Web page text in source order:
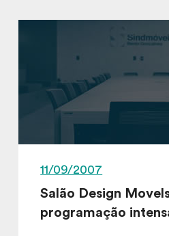
11/09/2007
Salão Design
programação